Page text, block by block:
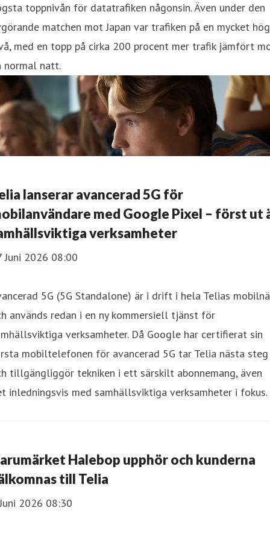
toppnivån för datatrafiken någonsin. Även under den
matchen mot Japan var trafiken på en mycket hög
med en topp på cirka 200 procent mer trafik jämfört
normal natt.
lanserar avancerad 5G för
med Google Pixel – först ut
verksamheter
Juni 2026 08:00
5G (5G Standalone) är i drift i hela Telias
används redan i en ny kommersiell tjänst för
verksamheter. Då Google har certifierat sin
mobiltelefonen för avancerad 5G tar Telia nästa steg
tillgängliggör tekniken i ett särskilt abonnemang, även
inledningsvis med samhällsviktiga verksamheter i fokus.
Halebop upphör och kunderna
till Telia
2026 08:30